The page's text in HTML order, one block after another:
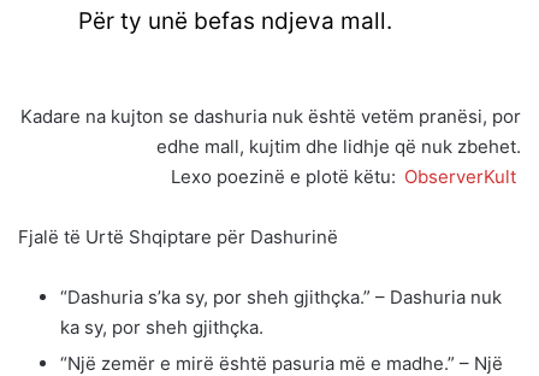
Për ty unë befas ndjeva mall.
Kadare na kujton se dashuria nuk është vetëm pranësi, por
edhe mall, kujtim dhe lidhje që nuk zbehet.
Lexo poezinë e plotë këtu: ObserverKult
Fjalë të Urtë Shqiptare për Dashurinë
“Dashuria s’ka sy, por sheh gjithçka.” – Dashuria nuk
ka sy, por sheh gjithçka.
“Një zemër e mirë është pasuria më e madhe.” – Një